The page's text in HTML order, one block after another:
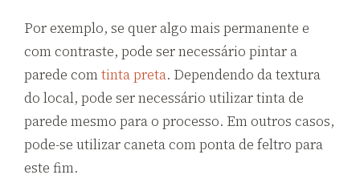
Por exemplo, se quer algo mais permanente e
com contraste, pode ser necessário pintar a
parede comtinta preta. Dependendo da textura
do local, pode ser necessário utilizar tinta de
parede mesmo para o processo. Em outros casos,
pode-se utilizar caneta com ponta de feltro para
este fim.